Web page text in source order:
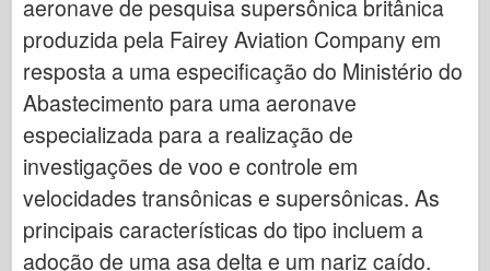
Bronco
Cyber-Hobby
Dnepromodel
Dragão
Eduard
aeronave de pesquisa supersônica britânica
produzida pela Fairey Aviation Company em
resposta a uma especificação do Ministério do
Abastecimento para uma aeronave
especializada para a realização de
investigações de voo e controle em
velocidades transônicas e supersônicas. As
principais características do tipo incluem a
adoção de uma asa delta e um nariz caído.